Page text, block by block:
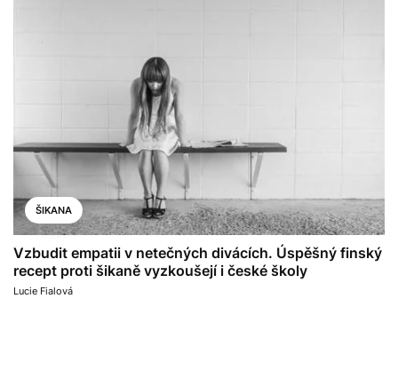
ŠIKANA
Vzbudit empatii v netečných divácích. Úspěšný finský
recept proti šikaně vyzkoušejí i české školy
Lucie Fialová